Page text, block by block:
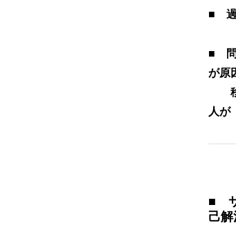
■ 過
■ 問
が原
移
人が
■ サ
己解